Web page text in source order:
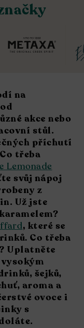
na
akce nebo
stůl.
příchutí
Co třeba
Lemonade
svůj nápoj
z
Už jste
, které se
Co třeba
Uplatněte
vysokým
šejků,
aroma a
ovoce i
s